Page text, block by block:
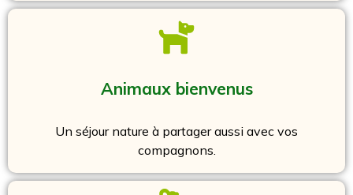
Animaux bienvenus
Un séjour nature à partager aussi avec vos
compagnons.